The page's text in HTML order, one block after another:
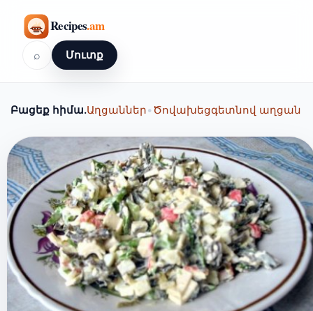
⌕ Մուտք
Բացեք հիմա.Աղցաններ• Ծովախեցգետնով աղցան